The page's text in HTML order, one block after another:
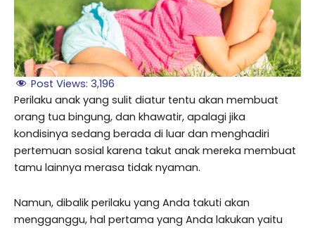
Post Views: 3,196
Perilaku anak yang sulit diatur tentu akan membuat
orang tua bingung, dan khawatir, apalagi jika
kondisinya sedang berada di luar dan menghadiri
pertemuan sosial karena takut anak mereka membuat
tamu lainnya merasa tidak nyaman.
Namun, dibalik perilaku yang Anda takuti akan
mengganggu, hal pertama yang Anda lakukan yaitu